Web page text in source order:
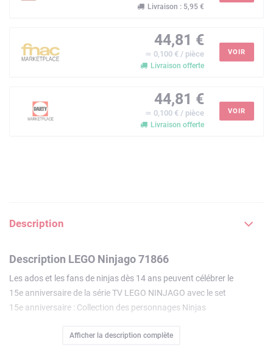
Livraison : 5,95 €
44,81 €
≃ 0,100 € / pièce
Livraison offerte
VOIR
44,81 €
≃ 0,100 € / pièce
Livraison offerte
VOIR
Description
Description LEGO Ninjago 71866
Les ados et les fans de ninjas dès 14 ans peuvent célébrer le
15e anniversaire de la série TV LEGO NINJAGO avec le set
15e anniversaire : Collection des personnages Ninjas
ninja comprend desmarches, un portail qui s'ouvre, une
Afficher la description complète